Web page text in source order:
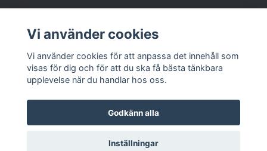
Sociala medier
© 2026 Hunters Of Sweden
Vi använder cookies
Vi använder cookies för att anpassa det innehåll som
visas för dig och för att du ska få bästa tänkbara
upplevelse när du handlar hos oss.
Godkänn alla
Inställningar